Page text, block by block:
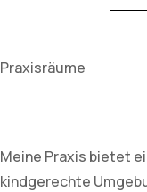
Praxisräume
Meine Praxis bietet
kindgerechte